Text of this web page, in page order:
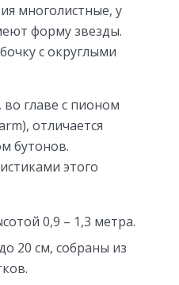
многолистные, у
форму звезды.
с округлыми
во главе с пионом
отличается
бутонов.
этого
0,9 – 1,3 метра.
20 см, собраны из